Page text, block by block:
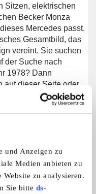
und Anzeigen zu
Medien anbieten zu
zu analysieren.
Sie bitte ds-
Sitzen, elektrischen
Becker Monza
Mercedes passt.
Gesamtbild, das
vereint. Sie suchen
der Suche nach
1978? Dann
auf dieser Seite oder
393 an. Unsere
Ihre Fragen und
und
zahlen keine
das Fahrzeug bei